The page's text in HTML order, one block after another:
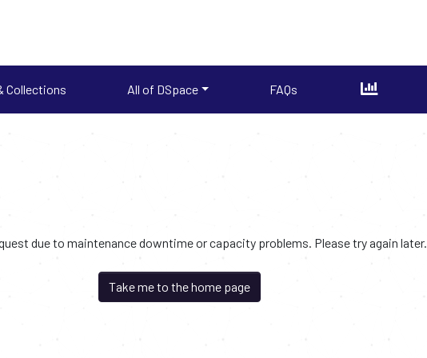
Collections All of DSpace FAQs
due to maintenance downtime or capacity problems. Please try again later.
Take me to the home page